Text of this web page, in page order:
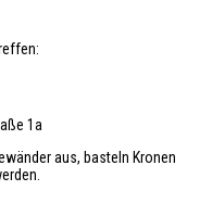
1a
aus, basteln Kronen